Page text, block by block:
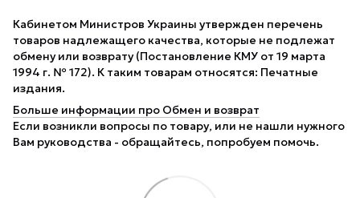
Кабинетом Министров Украины утвержден перечень
товаров надлежащего качества, которые не подлежат
обмену или возврату (Постановление КМУ от 19 марта
1994 г. № 172). К таким товарам относятся: Печатные
издания.
Больше информации про Обмен и возврат
Если возникли вопросы по товару, или не нашли нужного
Вам руководства - обращайтесь, попробуем помочь.